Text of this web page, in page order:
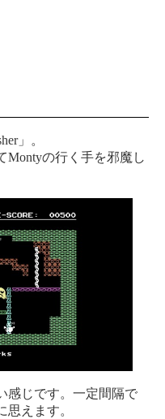
」。
Montyの行く手を邪魔し
感じです。一定間隔で
えます。